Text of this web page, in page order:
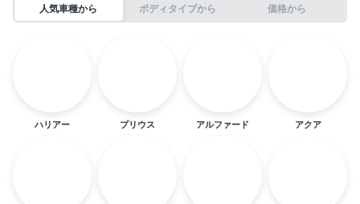
人気車種から ボディタイプから 価格から
ハリアー プリウス アルファード アクア